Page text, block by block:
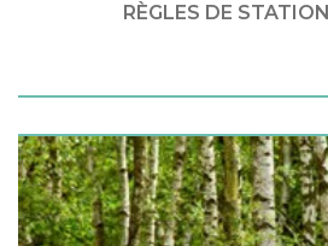
RÈGLES DE